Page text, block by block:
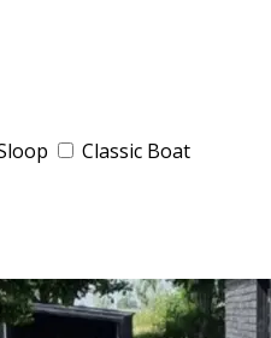
Classic Boat